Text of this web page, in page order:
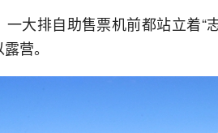
一大排自助售票机前都站立着“
营。